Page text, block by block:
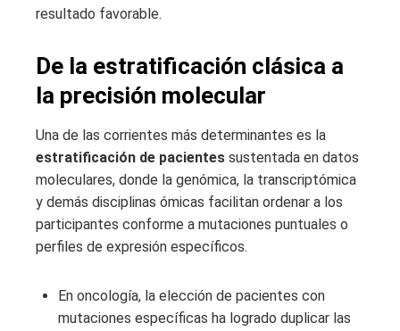
resultado favorable.
De la estratificación clásica a
la precisión molecular
Una de las corrientes más determinantes es la
estratificación de pacientes sustentada en datos
moleculares, donde la genómica, la transcriptómica
y demás disciplinas ómicas facilitan ordenar a los
participantes conforme a mutaciones puntuales o
perfiles de expresión específicos.
En oncología, la elección de pacientes con
mutaciones específicas ha logrado duplicar las